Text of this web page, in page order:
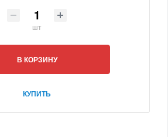
шт
В КОРЗИНУ
КУПИТЬ